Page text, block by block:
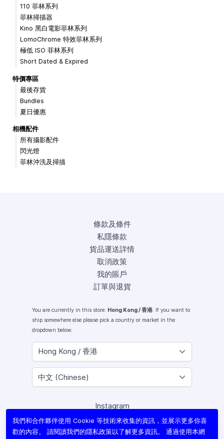
110 菲林系列
菲林掃描器
Kino 黑白電影菲林系列
LomoChrome 特效菲林系列
極低 ISO 菲林系列
Short Dated & Expired
特價專區
最後存貨
Bundles
夏日優惠
相機配件
所有攝影配件
閃光燈
菲林沖洗及掃描
條款及條件
私隱條款
貨品運送詳情
取消政策
我的賬戶
訂單與退貨
You are currently in this store: Hong Kong / 香港. If you want to
ship somewhere else please pick a country or market in the
dropdown below.
Instagram
Facebook
X (Twitter)
我們和合作夥伴使用 Cookie 等技術來收集的資訊，並展示更多你喜
歡的內容。 請閱讀我們的隱私政策以了解更多資訊。 通過使用本網